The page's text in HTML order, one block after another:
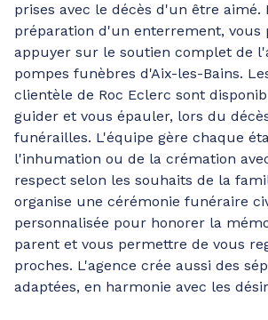
prises avec le décès d'un être aimé.
préparation d'un enterrement, vous
appuyer sur le soutien complet de
pompes funèbres d'Aix-les-Bains.
clientèle de Roc Eclerc sont
guider et vous épauler, lors du
funérailles. L'équipe gère chaque
l'inhumation ou de la crémation
respect selon les souhaits de la
organise une cérémonie funéraire
personnalisée pour honorer la
parent et vous permettre de vous
proches. L'agence crée aussi des
adaptées, en harmonie avec les